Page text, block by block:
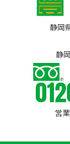
静岡
静
営